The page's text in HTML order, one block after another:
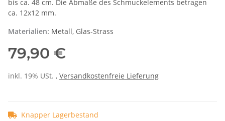
bis ca. 48 cm. Die Abmaße des Schmuckelements betragen
ca. 12x12 mm.
Materialien: Metall, Glas-Strass
79,90 €
inkl. 19% USt. , Versandkostenfreie Lieferung
Knapper Lagerbestand